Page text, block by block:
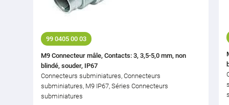
99 0405 00 03
M9 Connecteur mâle, Contacts: 3, 3,5-5,0 mm, non
blindé, souder, IP67
Connecteurs subminiatures, Connecteurs
subminiatures, M9 IP67, Séries Connecteurs
subminiatures